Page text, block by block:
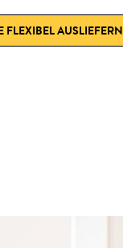
FLEXIBEL AUSLIEFERN